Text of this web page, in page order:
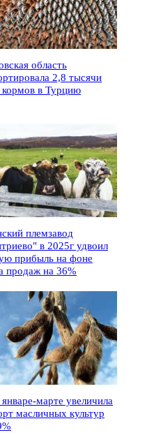
область
2,8 тысячи
кормов в Турцию
племзавод
в 2025г удвоил
прибыль на фоне
продаж на 36%
марте увеличила
масличных культур